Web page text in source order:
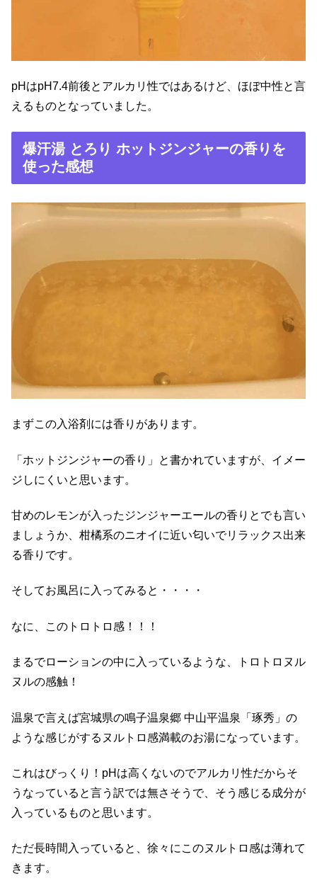
pHはpH7.4前後とアルカリ性ではあるけど、ほぼ中性と言
えるものとなっていました。
爆汗湯 とろり ホットジンジャーの香りを
使った感想
まずこの入浴剤には香りがあります。
「ホットジンジャーの香り」と書かれていますが、イメー
ジしにくいと思います。
甘めのレモンが入ったジンジャーエールの香りとでも言い
ましょうか、柑橘系のニオイに近い匂いでリラックス出来
る香りです。
そしてお風呂に入ってみると・・・・
なに、このトロトロ感！！！
まるでローションの中に入っているような、トロトロヌル
ヌルの感触！
温泉で言えば宮城県の鳴子温泉郷 中山平温泉「琢秀」の
ような感じがするヌルトロ感満載のお湯になっています。
これはびっくり！pHは高くないのでアルカリ性だからそ
うなっていると言う訳では無さそうで、そう感じる成分が
入っているものと思います。
ただ長時間入っていると、徐々にこのヌルトロ感は薄れて
きます。